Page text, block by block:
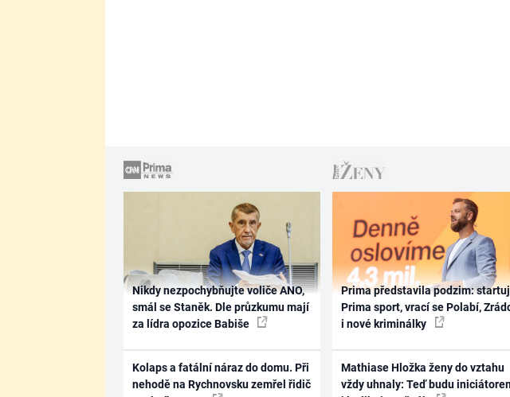
Nikdy nezpochybňujte voliče ANO,
smál se Staněk. Dle průzkumu mají
za lídra opozice Babiše
Kolaps a fatální náraz do domu. Při
nehodě na Rychnovsku zemřel řidič
Prima představila podzim:
Prima sport, vrací se Polabí,
i nové kriminálky
Mathiase Hložka ženy do vztahu
vždy uhnaly: Teď budu